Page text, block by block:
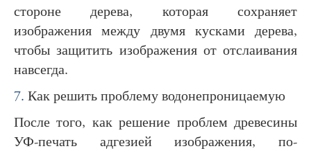
стороне дерева, которая сохраняет
изображения между двумя кусками дерева,
чтобы защитить изображения от отслаивания
навсегда.
7. Как решить проблему водонепроницаемую
После того, как решение проблем древесины
УФ-печать адгезией изображения, по-